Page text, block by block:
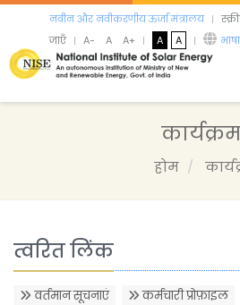
नवीन और नवीकरणीय ऊर्जा मंत्रालय
जाएँ
A- A A+ A A
कार्यक्रम
होम
त्वरित लिंक
वर्तमान सूचनाएं कर्मचारी प्रोफ़ाइल